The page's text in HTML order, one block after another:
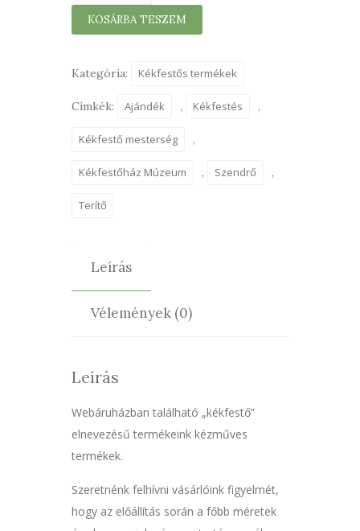
szórt
virágos
70×70cm
KOSÁRBA TESZEM
Kategória: Kékfestős termékek
Címkék: Ajándék , Kékfestés ,
Kékfestő mesterség ,
Kékfestőház Múzeum , Szendrő ,
Terítő
Leírás
Vélemények (0)
Leírás
Webáruházban található „kékfestő”
elnevezésű termékeink kézműves
termékek.
Szeretnénk felhívni vásárlóink figyelmét,
hogy az előállítás során a főbb méretek